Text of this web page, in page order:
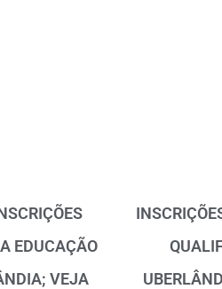
EDUCAÇÃO
VEJA